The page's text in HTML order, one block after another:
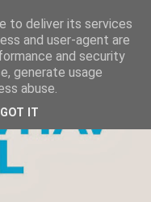
to deliver its services
and user-agent are
and security
generate usage
abuse.
GOT IT